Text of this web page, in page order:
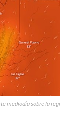
mediodía sobre la